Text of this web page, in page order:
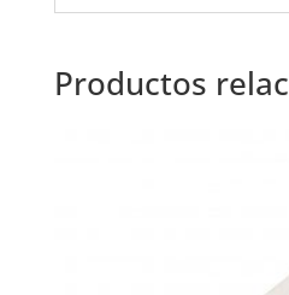
Productos